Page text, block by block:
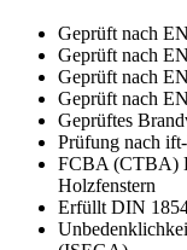
Geprüft nach
Geprüft nach
Geprüft nach
Geprüft nach
Geprüftes
Prüfung nach
FCBA (CTBA)
Holzfenstern
Erfüllt DIN